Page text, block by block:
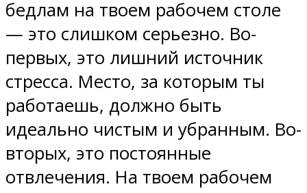
бедлам на твоем рабочем столе
— это слишком серьезно. Во-
первых, это лишний источник
стресса. Место, за которым ты
работаешь, должно быть
идеально чистым и убранным. Во-
вторых, это постоянные
отвлечения. На твоем рабочем